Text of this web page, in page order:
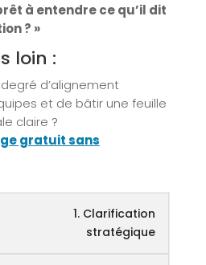
à entendre ce qu’il dit
? »
loin :
d’alignement
et de bâtir une feuille
claire ?
gratuit sans
1. Clarification
stratégique